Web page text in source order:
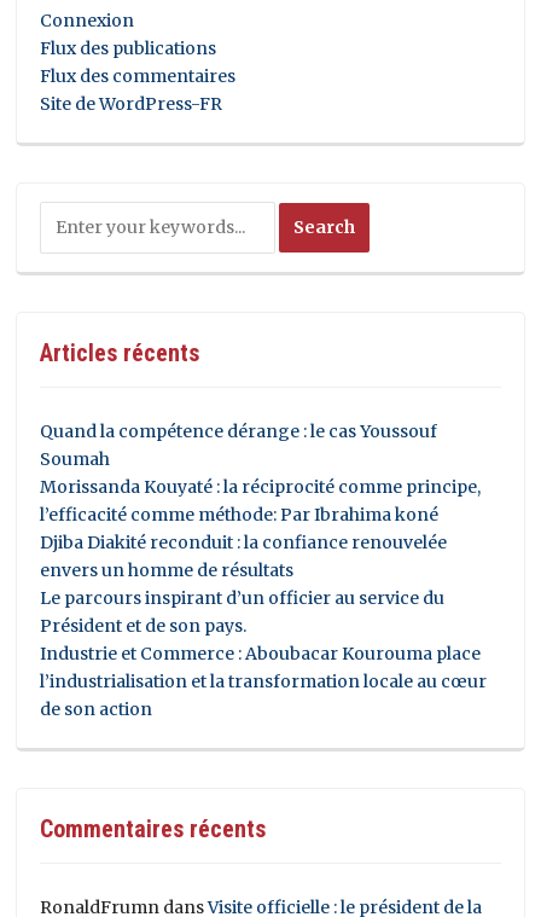
Connexion
Flux des publications
Flux des commentaires
Site de WordPress-FR
Articles récents
Quand la compétence dérange : le cas Youssouf
Soumah
Morissanda Kouyaté : la réciprocité comme principe,
l’efficacité comme méthode: Par Ibrahima koné
Djiba Diakité reconduit : la confiance renouvelée
envers un homme de résultats
Le parcours inspirant d’un officier au service du
Président et de son pays.
Industrie et Commerce : Aboubacar Kourouma place
l’industrialisation et la transformation locale au cœur
de son action
Commentaires récents
RonaldFrumn dansVisite officielle : le président de la